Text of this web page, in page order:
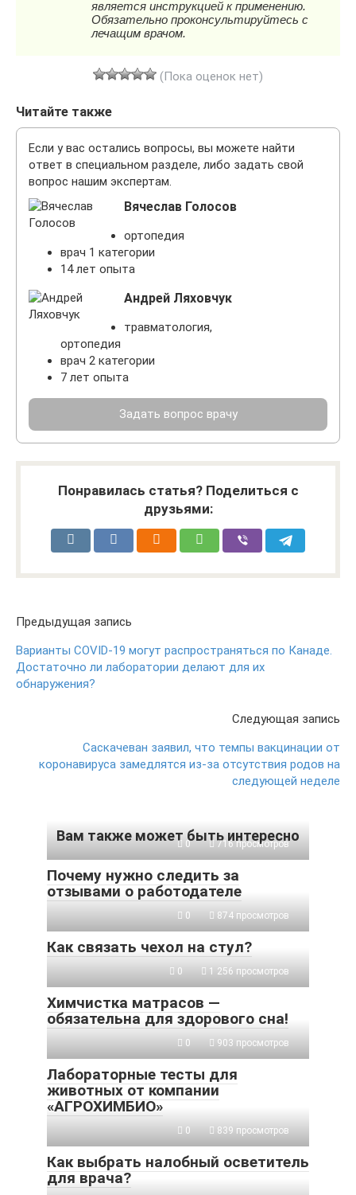
(Пока оценок нет)
Читайте также
Если у вас остались вопросы, вы можете найти
ответ в специальном разделе, либо задать свой
вопрос нашим экспертам.
Вячеслав Голосов
ортопедия
врач 1 категории
14 лет опыта
Андрей Ляховчук
травматология,
ортопедия
врач 2 категории
7 лет опыта
Задать вопрос врачу
Понравилась статья? Поделиться с
друзьями:
Предыдущая запись
Варианты COVID-19 могут распространяться по Канаде.
Достаточно ли лаборатории делают для их
обнаружения?
Следующая запись
Саскачеван заявил, что темпы вакцинации от
коронавируса замедлятся из-за отсутствия родов на
следующей неделе
Вам также может быть интересно
0 716 просмотров
Почему нужно следить за
отзывами о работодателе
0 874 просмотров
Как связать чехол на стул?
0 1 256 просмотров
Химчистка матрасов —
обязательна для здорового сна!
0 903 просмотров
Лабораторные тесты для
животных от компании
«АГРОХИМБИО»
0 839 просмотров
Как выбрать налобный осветитель
для врача?